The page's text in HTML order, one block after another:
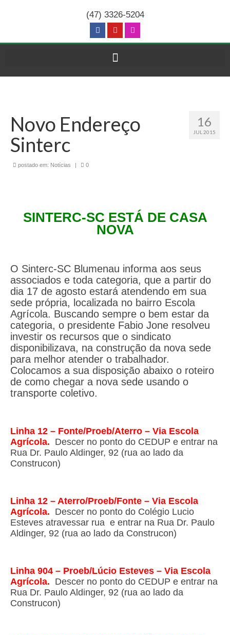
(47) 3326-5204
16
JUL 2015
Novo Endereço
Sinterc
postado em: Notícias | 0
SINTERC-SC ESTÁ DE CASA
NOVA
O Sinterc-SC Blumenau informa aos seus
associados e toda categoria, que a partir do
dia 17 de agosto estará atendendo em sua
sede própria, localizada no bairro Escola
Agrícola. Buscando sempre o bem estar da
categoria, o presidente Fabio Jone resolveu
investir os recursos que o sindicato
disponibilizava, na construção da nova sede
para melhor atender o trabalhador.
Colocamos a sua disposição abaixo o roteiro
de como chegar a nova sede usando o
transporte coletivo.
Linha 12 – Fonte/Proeb/Aterro – Via Escola
Agrícola. Descer no ponto do CEDUP e entrar na
Rua Dr. Paulo Aldinger, 92 (rua ao lado da
Construcon)
Linha 12 – Aterro/Proeb/Fonte – Via Escola
Agrícola. Descer no ponto do Colégio Lucio
Esteves atravessar rua e entrar na Rua Dr. Paulo
Aldinger, 92 (rua ao lado da Construcon)
Linha 904 – Proeb/Lúcio Esteves – Via Escola
Agrícola. Descer no ponto do CEDUP e entrar na
Rua Dr. Paulo Aldinger, 92 (rua ao lado da
Construcon)